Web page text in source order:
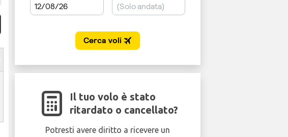
Il tuo volo è stato
ritardato o cancellato?
Potresti avere diritto a ricevere un